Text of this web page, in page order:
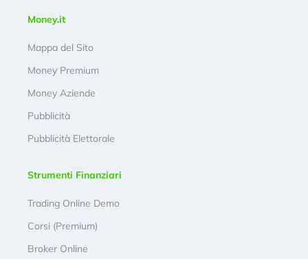
Money.it
Mappa del Sito
Money Premium
Money Aziende
Pubblicità
Pubblicità Elettorale
Strumenti Finanziari
Trading Online Demo
Corsi (Premium)
Broker Online